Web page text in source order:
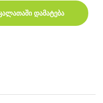
430 G2 RA04 battery quantity
დამატება